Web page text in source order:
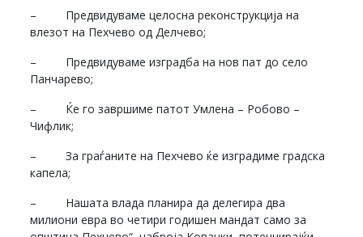
– Предвидуваме целосна реконструкција на
влезот на Пехчево од Делчево;
– Предвидуваме изградба на нов пат до село
Панчарево;
– Ќе го завршиме патот Умлена – Робово –
Чифлик;
– За граѓаните на Пехчево ќе изградиме градска
капела;
– Нашата влада планира да делегира два
милиони евра во четири годишен мандат само за